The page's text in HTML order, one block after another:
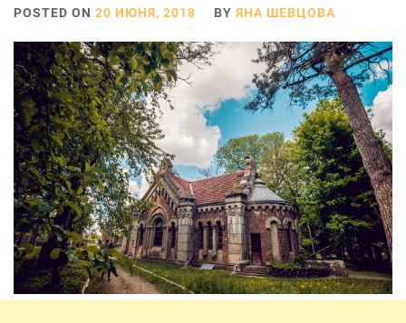
POSTED ON 20 ИЮНЯ, 2018 BY ЯНА ШЕВЦОВА